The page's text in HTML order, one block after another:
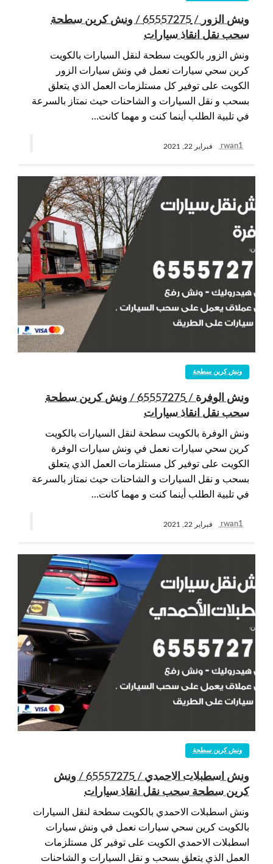
ونش الزور / 65557275 / ونش كرين سطحة
سحب نقل انقاذ سيارات
ونش الزور بالكويت سطحة لنقل السيارات بالكويت
كرين سحي سيارات نعمل في ونش سيارات الزور
الكويت على توفير كل مستلزمات العمل الذي يتعلق
بسحب و نقل السيارات و الشاحنات حيث نمتاز بالسرعة
في تلبية الطلب أينما كنت و مهما كانت…
rwan1 فبراير 22, 2021
ونش كرين سطحة
ونش الوفرة / 65557275 / ونش كرين سطحة
سحب نقل انقاذ سيارات
ونش الوفرة بالكويت سطحة لنقل السيارات بالكويت
كرين سحي سيارات نعمل في ونش سيارات الوفرة
الكويت على توفير كل مستلزمات العمل الذي يتعلق
بسحب و نقل السيارات و الشاحنات حيث نمتاز بالسرعة
في تلبية الطلب أينما كنت و مهما كانت…
rwan1 فبراير 22, 2021
ونش كرين سطحة
ونش اسطبلات الاحمدي / 65557275 / ونش
كرين سطحة سحب نقل انقاذ سيارات
ونش اسطبلات الاحمدي بالكويت سطحة لنقل السيارات
بالكويت كرين سحي سيارات نعمل في ونش سيارات
اسطبلات الاحمدي الكويت على توفير كل مستلزمات
العمل الذي يتعلق بسحب و نقل السيارات و الشاحنات